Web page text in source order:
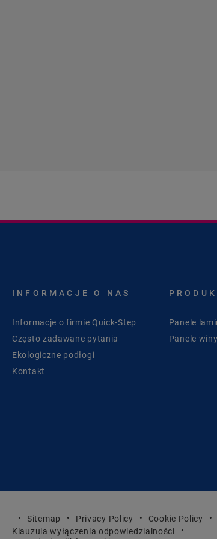
INFORMACJE O NAS
Informacje o firmie Quick-Step
Często zadawane pytania
Ekologiczne podłogi
Kontakt
Panele
Panele
Sitemap Privacy Policy
Cookie Policy
Klauzula wyłączenia odpowiedzialności